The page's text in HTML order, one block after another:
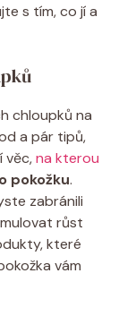
s tím, co jí a
chloupků na
a pár tipů,
věc,na kterou
pokožku.
zabránili
růst
které
vám